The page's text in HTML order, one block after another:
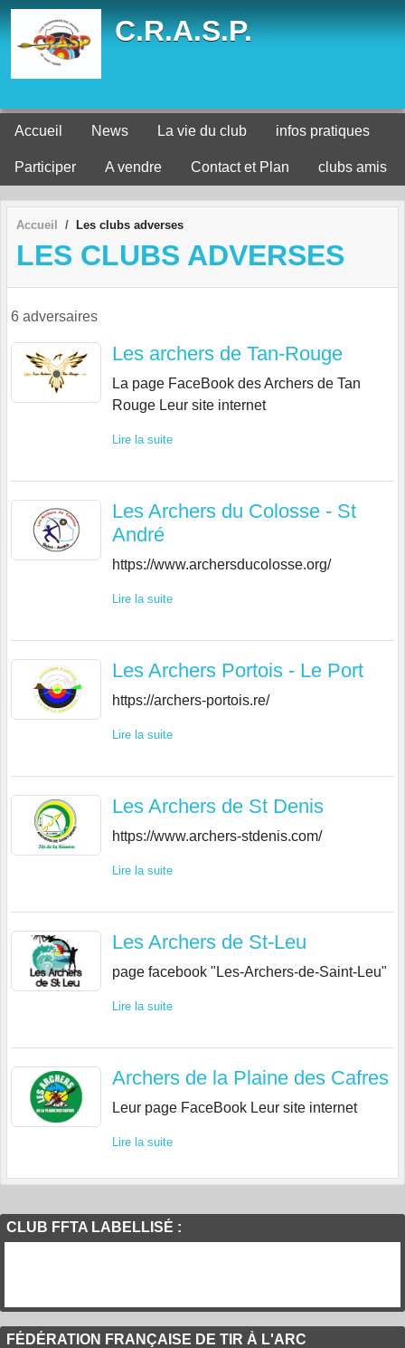
C.R.A.S.P.
Accueil News La vie du club infos pratiques
Participer A vendre Contact et Plan clubs amis
Accueil Les clubs adverses
LES CLUBS ADVERSES
6 adversaires
Les archers de Tan-Rouge
La page FaceBook des Archers de Tan
Rouge Leur site internet
Lire la suite
Les Archers du Colosse - St
André
https://www.archersducolosse.org/
Lire la suite
Les Archers Portois - Le Port
https://archers-portois.re/
Lire la suite
Les Archers de St Denis
https://www.archers-stdenis.com/
Lire la suite
Les Archers de St-Leu
page facebook "Les-Archers-de-Saint-Leu"
Lire la suite
Archers de la Plaine des Cafres
Leur page FaceBook Leur site internet
Lire la suite
CLUB FFTA LABELLISÉ :
FÉDÉRATION FRANÇAISE DE TIR À L'ARC
Panneau de gestion des cookies